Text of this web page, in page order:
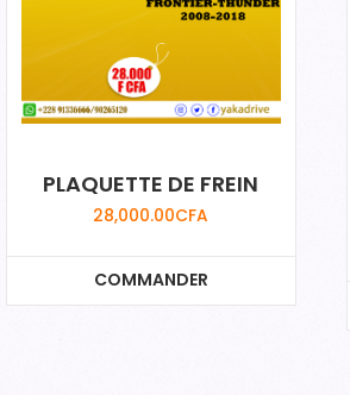
PLAQUETTE DE FREIN
28,000.00CFA
COMMANDER